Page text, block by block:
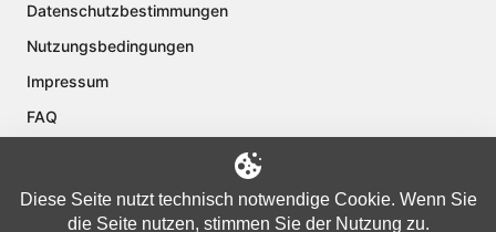
Datenschutzbestimmungen
Nutzungsbedingungen
Impressum
FAQ
Diese Seite nutzt technisch notwendige Cookie. Wenn Sie
die Seite nutzen, stimmen Sie der Nutzung zu.